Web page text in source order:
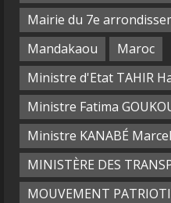
Mairie du 7e
Mandakaou
Maroc
Ministre d'Etat TAHIR
Ministre Fatima
Ministre KANABÉ
MINISTÈRE DES
MOUVEMENT